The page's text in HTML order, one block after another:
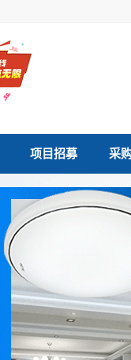
项目招募 采